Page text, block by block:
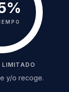
%
LIMITADO
y/o recoge.